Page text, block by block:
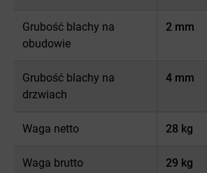
Grubość blachy na
obudowie
2 mm
Grubość blachy na
drzwiach
4 mm
Waga netto 28 kg
Waga brutto 29 kg